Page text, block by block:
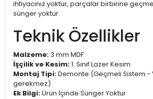
ihtiyacınız yoktur, parçalar birbirine
sünger yoktur.
Teknik Özellikler
Malzeme:3 mm MDF
İşçilik ve Kesim:1. Sınıf Lazer Kesim
Montaj Tipi:Demonte (Geçmeli Sistem -
gerekmez)
Ek Bilgi:Ürün İçinde Sünger Yoktur